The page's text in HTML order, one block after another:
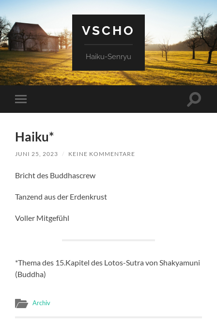
VSCHO
Haiku-Senryu
Mobile-
Menü
Haiku*
JUNI 25, 2023 / KEINE KOMMENTARE
Bricht des Buddhascrew
Tanzend aus der Erdenkrust
Voller Mitgefühl
*Thema des 15.Kapitel des Lotos-Sutra von Shakyamuni
(Buddha)
Archiv